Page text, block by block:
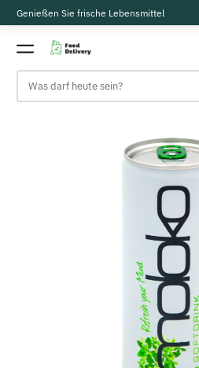
Genießen Sie frische Lebensmittel